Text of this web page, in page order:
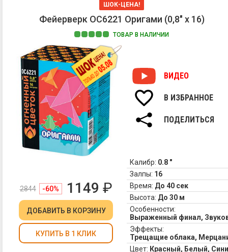
ШОК-ЦЕНА!
Фейерверк ОС6221 Оригами (0,8" х 16)
ТОВАР В НАЛИЧИИ
ВИДЕО
В ИЗБРАННОЕ
ПОДЕЛИТЬСЯ
2844 -60% 1149 ₽
ДОБАВИТЬ В КОРЗИНУ
КУПИТЬ В 1 КЛИК
Калибр: 0.8 "
Залпы: 16
Время: До 40 сек
Высота: До 30 м
Особенности:
Выраженный финал,
Эффекты:
Трещащие облака,
Цвет: Красный, Белый,